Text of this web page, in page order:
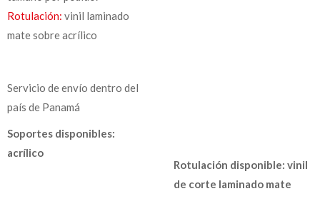
Rotulación: vinil laminado
mate sobre acrílico
Servicio de envío dentro del
país de Panamá
Soportes disponibles:
acrílico
Rotulación disponible: vinil
de corte laminado mate